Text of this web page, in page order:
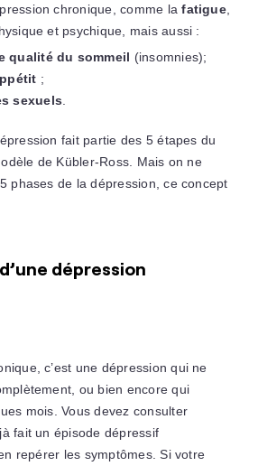
chronique, comme la fatigue,
et psychique, mais aussi :
qualité du sommeil (insomnies);
;
sexuels
fait partie des 5 étapes du
de Kübler-Ross. Mais on ne
phases de la dépression, ce concept
dépression
c’est une dépression qui ne
ou bien encore qui
mois. Vous devez consulter
fait un épisode dépressif
repérer les symptômes. Si votre